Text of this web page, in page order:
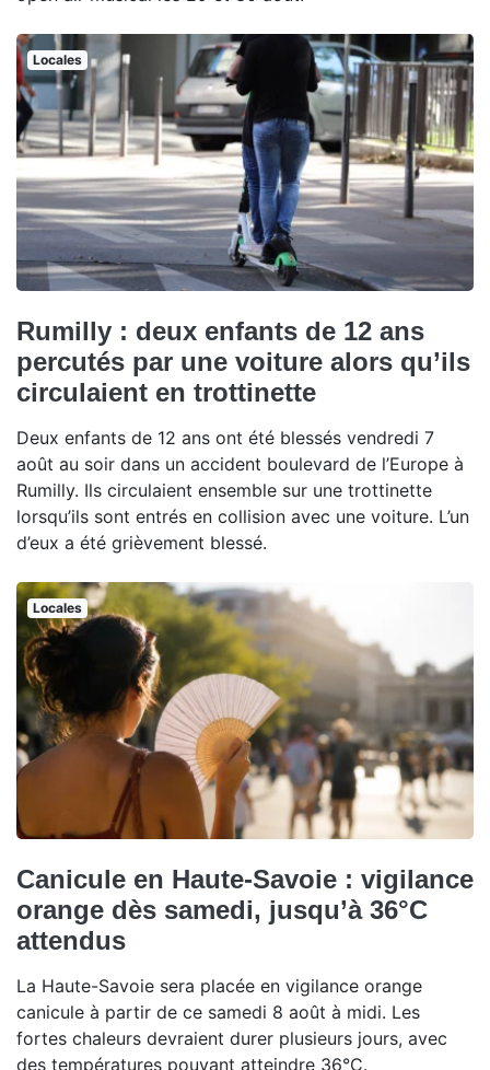
Locales
Rumilly : deux enfants de 12 ans
percutés par une voiture alors qu’ils
circulaient en trottinette
Deux enfants de 12 ans ont été blessés vendredi 7
août au soir dans un accident boulevard de l’Europe à
Rumilly. Ils circulaient ensemble sur une trottinette
lorsqu’ils sont entrés en collision avec une voiture. L’un
d’eux a été grièvement blessé.
Locales
Canicule en Haute-Savoie : vigilance
orange dès samedi, jusqu’à 36°C
attendus
La Haute-Savoie sera placée en vigilance orange
canicule à partir de ce samedi 8 août à midi. Les
fortes chaleurs devraient durer plusieurs jours, avec
des températures pouvant atteindre 36°C.